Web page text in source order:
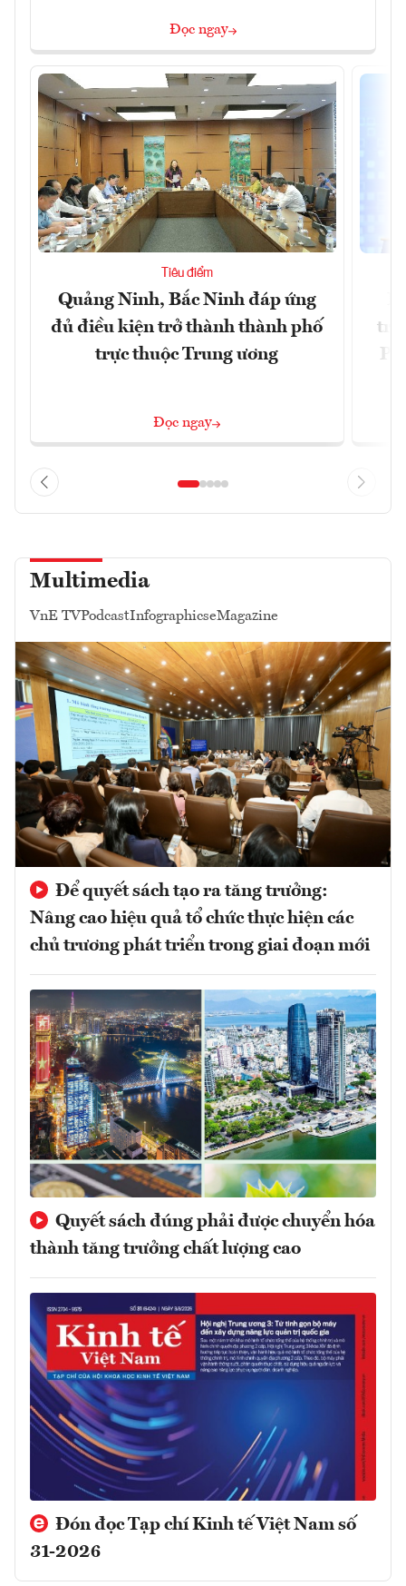
Đọc ngay
Tiêu điểm
Quảng Ninh, Bắc Ninh đáp ứng
đủ điều kiện trở thành thành phố
trực thuộc Trung ương
Đọc ngay
Multimedia
VnE TVPodcastInfographicseMagazine
Để quyết sách tạo ra tăng trưởng:
Nâng cao hiệu quả tổ chức thực hiện các
chủ trương phát triển trong giai đoạn mới
Quyết sách đúng phải được chuyển hóa
thành tăng trưởng chất lượng cao
Đón đọc Tạp chí Kinh tế Việt Nam số
31-2026